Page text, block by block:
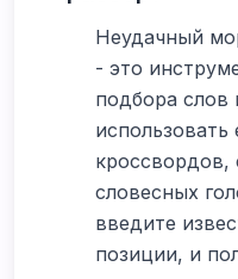
Неудачный
- это
подбора слов
использовать
кроссвордов,
словесных
введите
позиции, и